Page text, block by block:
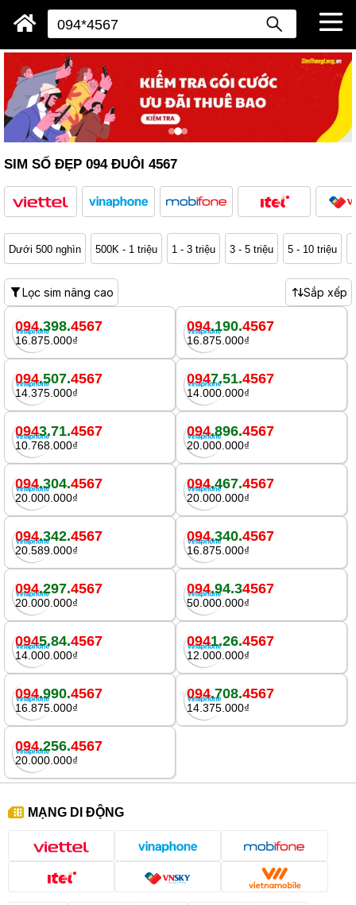
SIM SỐ ĐẸP 094 ĐUÔI 4567
Dưới 500 nghìn 500K - 1 triệu 1 - 3 triệu 3 - 5 triệu 5 - 10 triệu
Lọc sim nâng cao Sắp xếp
094.398.4567
16.875.000₫
094.190.4567
16.875.000₫
094.507.4567
14.375.000₫
0947.51.4567
14.000.000₫
0943.71.4567
10.768.000₫
094.896.4567
20.000.000₫
094.304.4567
20.000.000₫
094.467.4567
20.000.000₫
094.342.4567
20.589.000₫
094.340.4567
16.875.000₫
094.297.4567
20.000.000₫
094.94.34567
50.000.000₫
0945.84.4567
14.000.000₫
0941.26.4567
12.000.000₫
094.990.4567
16.875.000₫
094.708.4567
14.375.000₫
094.256.4567
20.000.000₫
MẠNG DI ĐỘNG